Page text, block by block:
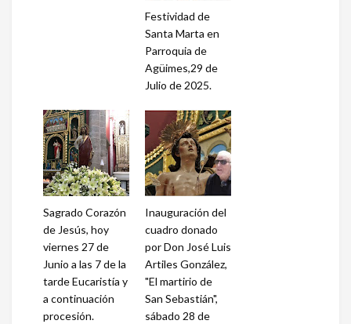
Festividad de
Santa Marta en
Parroquia de
Agüimes,29 de
Julio de 2025.
Sagrado Corazón
de Jesús, hoy
viernes 27 de
Junio a las 7 de la
tarde Eucaristía y
a continuación
procesión.
Inauguración del
cuadro donado
por Don José Luis
Artiles González,
"El martirio de
San Sebastián",
sábado 28 de